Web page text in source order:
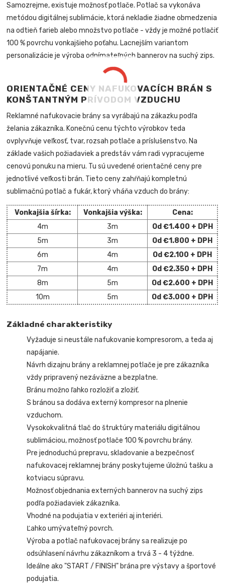
Samozrejme, existuje možnosť potlače. Potlač sa vykonáva
metódou digitálnej sublimácie, ktorá nekladie žiadne obmedzenia
na odtieň farieb alebo množstvo potlače - vždy je možné potlačiť
100 % povrchu vonkajšieho poťahu. Lacnejším variantom
personalizácie je výroba odnímateľných bannerov na suchý zips.
ORIENTAČNÉ CENY NAFUKOVACÍCH BRÁN S
KONŠTANTNÝM PRÍVODOM VZDUCHU
Reklamné nafukovacie brány sa vyrábajú na zákazku podľa
želania zákazníka. Konečnú cenu týchto výrobkov teda
ovplyvňuje veľkosť, tvar, rozsah potlače a príslušenstvo. Na
základe vašich požiadaviek a predstáv vám radi vypracujeme
cenovú ponuku na mieru. Tu sú uvedené orientačné ceny pre
jednotlivé veľkosti brán. Tieto ceny zahŕňajú kompletnú
sublimačnú potlač a fukár, ktorý vháňa vzduch do brány:
Vonkajšia šírka: Vonkajšia výška:
Cena:
4m
3m
Od €1.400 + DPH
5m
3m
Od €1.800 + DPH
6m
4m
Od €2.100 + DPH
7m
4m
Od €2.350 + DPH
8m
5m
Od €2.600 + DPH
10m
5m Od €3.000 + DPH
Základné charakteristiky
Vyžaduje si neustále nafukovanie kompresorom, a teda aj
napájanie.
Návrh dizajnu brány a reklamnej potlače je pre zákazníka
vždy pripravený nezáväzne a bezplatne.
Bránu možno ľahko rozložiť a zložiť.
S bránou sa dodáva externý kompresor na plnenie
vzduchom.
Vysokokvalitná tlač do štruktúry materiálu digitálnou
sublimáciou, možnosť potlače 100 % povrchu brány.
Pre jednoduchú prepravu, skladovanie a bezpečnosť
nafukovacej reklamnej brány poskytujeme úložnú tašku a
kotviacu súpravu.
Možnosť objednania externých bannerov na suchý zips
podľa požiadaviek zákazníka.
Vhodné na podujatia v exteriéri aj interiéri.
Ľahko umývateľný povrch.
Výroba a potlač nafukovacej brány sa realizuje po
odsúhlasení návrhu zákazníkom a trvá 3 - 4 týždne.
Ideálne ako "START / FINISH" brána pre výstavy a športové
podujatia.